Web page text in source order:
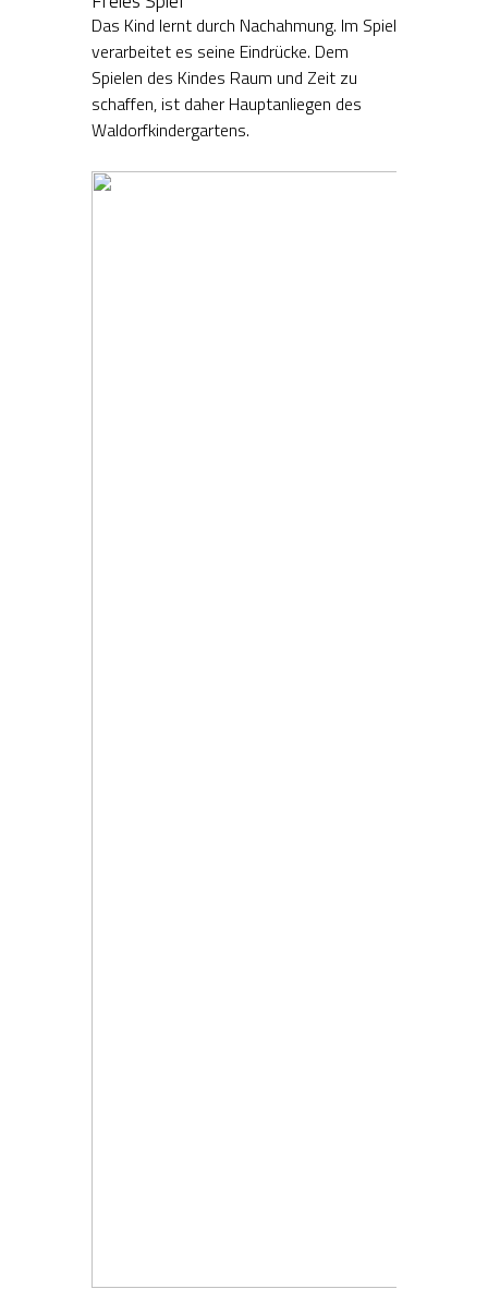
Das Kind lernt durch Nachahmung. Im Spiel
verarbeitet es seine Eindrücke. Dem
Spielen des Kindes Raum und Zeit zu
schaffen, ist daher Hauptanliegen des
Waldorfkindergartens.